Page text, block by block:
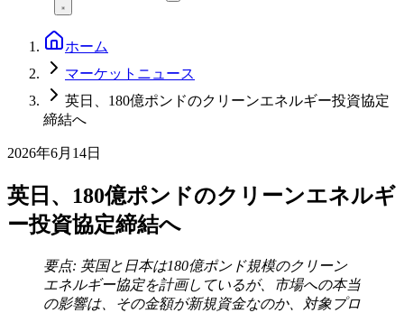
ホーム
マーケットニュース
英日、180億ポンドのクリーンエネルギー投資協定
締結へ
2026年6月14日
英日、180億ポンドのクリーンエネルギ
ー投資協定締結へ
要点: 英国と日本は180億ポンド規模のクリーン
エネルギー協定を計画しているが、市場への本当
の影響は、その金額が新規資金なのか、対象プロ